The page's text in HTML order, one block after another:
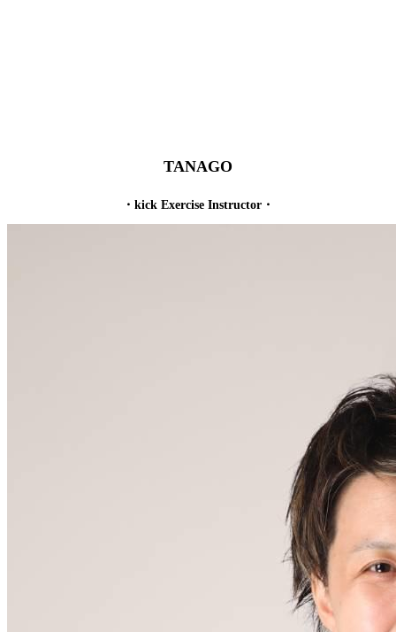
TANAGO
・kick Exercise Instructor・